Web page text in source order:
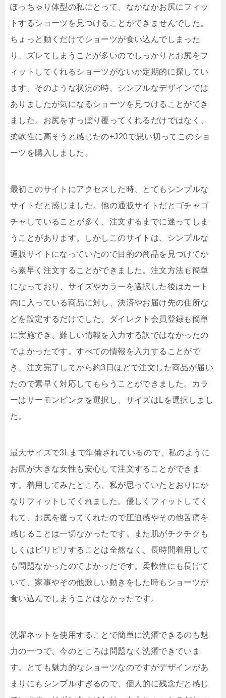
ぽっちゃり体型の私にとって、なかなかお尻にフィッ
トするショーツを見つけることができませんでした。
ちょっと動くだけでショーツが食い込んでしまった
り、ズレてしまうことが多いのでしっかりとお尻をフ
ィットしてくれるショーツがないか定期的に探してい
ます。そのような状況の時、シンプルなデザインでは
ありましたが気になるショーツを見つけることができ
ました。お尻をすっぽり覆ってくれるだけではなく、
柔軟性に高そうと感じたの+J20で思い切ってこのショ
ーツを購入しました。
最初このサイトにアクセスした時、とてもシンプルな
サイトだと感じました。他の通販サイトだとゴチャゴ
チャしていることが多く、注文するまでに迷ってしま
うことがあります。しかしこのサイトは、シンプルな
通販サイトになっていたので目的の商品を見つけてか
ら素早く注文することができました。注文方法も簡単
になっており、サイズやカラーを選択した後はカート
内に入っている商品に対し、決済やお届け先の住所な
どを設定するだけでした。ダイレクト会員登録も簡単
に実施でき、難しい情報を入力する訳ではなかったの
でよかったです。すべての情報を入力することがで
き、注文完了してから約3日ほどで注文した商品が届い
たので素早く対応してもらうことができました。カラ
ーはサーモンピンクを選択し、サイズはLを選択しまし
た。
最大サイズで3Lまで準備されているので、私のように
お尻が大きな女性も安心して注文することができま
す。着用してみたところ、私が思っていたとおりにか
なりフィットしてくれました。優しくフィットしてく
れて、お尻を覆ってくれたので圧迫感やその他苦痛を
感じることは一切なかったです。また肌がチクチクも
しくはピリピリすることは全然なく、長時間着用して
も問題なかったのでよかったです。柔軟性にも長けて
いて、家事やその他激しい動きをした時もショーツが
食い込んでしまうことはなかったです。
洗濯ネットを使用することで簡単に洗濯できるのも魅
力の一つで、今のところは問題なく洗濯できていま
す。とても魅力的なショーツなのですがデザインがあ
まりにもシンプルすぎるので、個人的に残念だと感じ